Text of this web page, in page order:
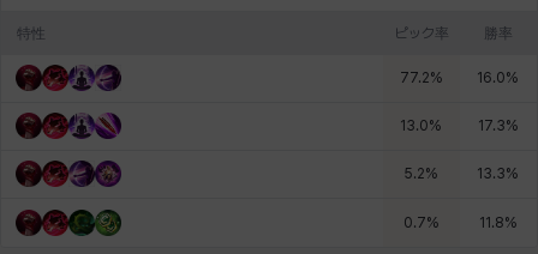
特性 ピック率 勝率
77.2% 16.0%
13.0% 17.3%
5.2% 13.3%
0.7% 11.8%